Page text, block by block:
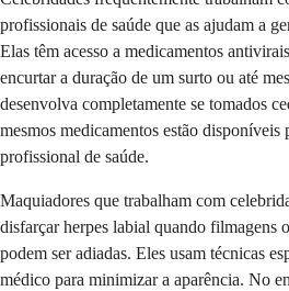
profissionais de saúde que as ajudam a
Elas têm acesso a medicamentos
encurtar a duração de um surto ou até
desenvolva completamente se tomados
mesmos medicamentos estão disponíveis
profissional de saúde.
Maquiadores que trabalham com
disfarçar herpes labial quando filmagens
podem ser adiadas. Eles usam técnicas
médico para minimizar a aparência. No